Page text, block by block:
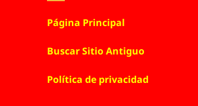
Página Principal
Buscar Sitio Antiguo
Política de privacidad